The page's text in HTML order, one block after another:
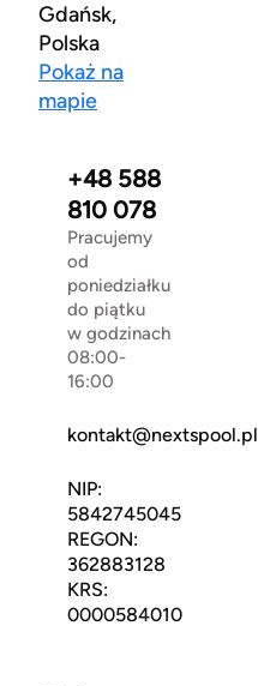
Gdańsk,
Polska
Pokaż na
mapie
+48 588
810 078
Pracujemy
od
poniedziałku
do piątku
w godzinach
08:00-
16:00
kontakt@nextspool.pl
NIP:
5842745045
REGON:
362883128
KRS:
0000584010